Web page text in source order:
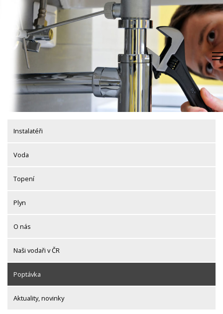
content
Instalatéři
Voda
Topení
Plyn
O nás
Naši vodaři v ČR
Poptávka
Aktuality, novinky